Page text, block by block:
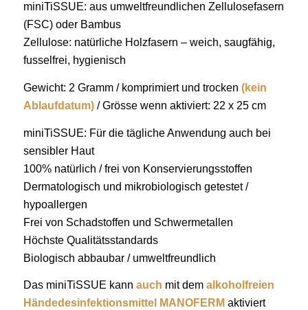
miniTiSSUE: aus umweltfreundlichen Zellulosefasern
(FSC) oder Bambus
Zellulose: natürliche Holzfasern – weich, saugfähig,
fusselfrei, hygienisch
Gewicht: 2 Gramm / komprimiert und trocken (kein
Ablaufdatum)/ Grösse wenn aktiviert: 22 x 25 cm
miniTiSSUE: Für die tägliche Anwendung auch bei
sensibler Haut
100% natürlich / frei von Konservierungsstoffen
Dermatologisch und mikrobiologisch getestet /
hypoallergen
Frei von Schadstoffen und Schwermetallen
Höchste Qualitätsstandards
Biologisch abbaubar / umweltfreundlich
Das miniTiSSUE kann auch mit dem alkoholfreien
Händedesinfektionsmittel MANOFERM aktiviert